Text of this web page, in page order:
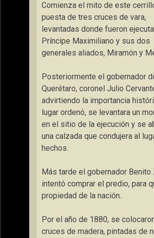
Comienza el mito de este
puesta de tres cruces de vara,
levantadas donde fueron
Príncipe Maximiliano y sus dos
generales aliados, Miramón y
Posteriormente el gobernador
Querétaro, coronel Julio
advirtiendo la importancia
lugar ordenó, se levantara un
en el sitio de la ejecución y se
una calzada que condujera al
hechos.
Más tarde el gobernador Benito
intentó comprar el predio, para
propiedad de la nación.
Por el año de 1880, se
cruces de madera, pintadas de